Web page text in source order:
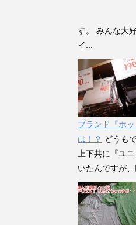
す。 みんな大
イ...
ブランド『ホ
は！？ どうも
上下共に『ユ
いたんですが、